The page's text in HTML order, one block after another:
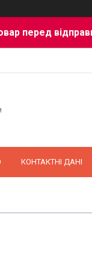
перед
КОНТАКТНІ ДАНІ